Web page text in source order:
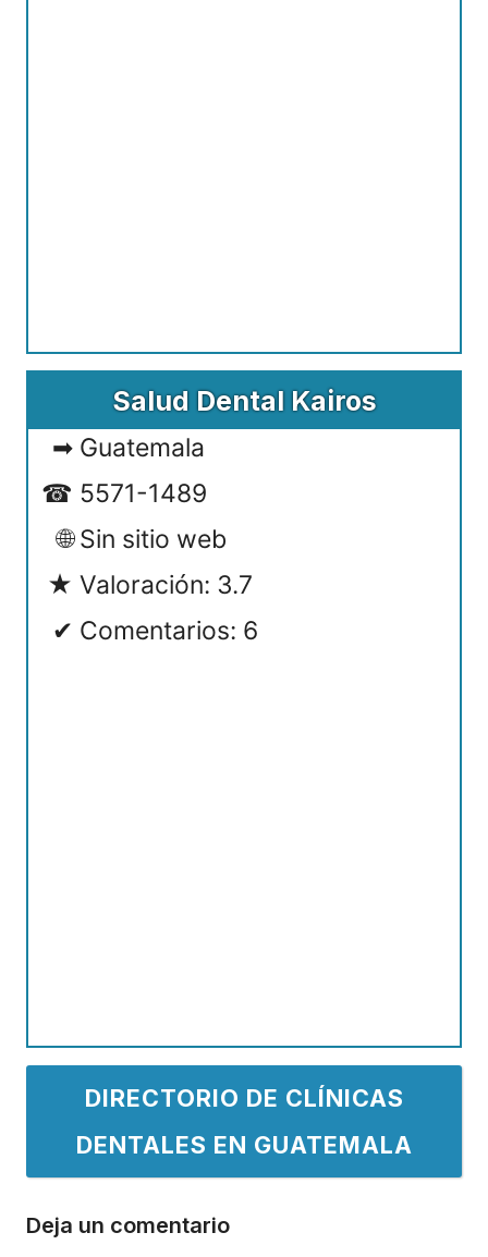
Salud Dental Kairos
Guatemala
5571-1489
Sin sitio web
Valoración: 3.7
Comentarios: 6
DIRECTORIO DE CLÍNICAS
DENTALES EN GUATEMALA
Deja un comentario